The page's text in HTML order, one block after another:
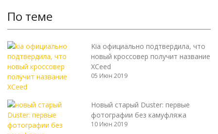
По теме
Kia официально подтвердила, что
новый кроссовер получит название
XCeed
05 Июн 2019
Новый старый Duster: первые
фотографии без камуфляжа
10 Июн 2019